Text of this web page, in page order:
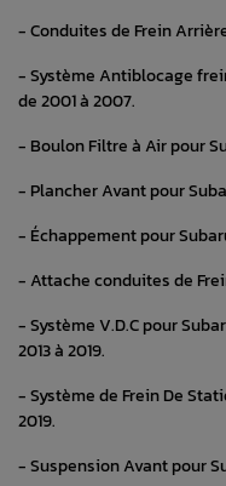
- Conduites de Frein
- Système Antiblocage
de 2001 à 2007.
- Boulon Filtre à Air pour
- Plancher Avant pour
- Échappement pour
- Attache conduites de
- Système V.D.C pour
2013 à 2019.
- Système de Frein De
2019.
- Suspension Avant pour